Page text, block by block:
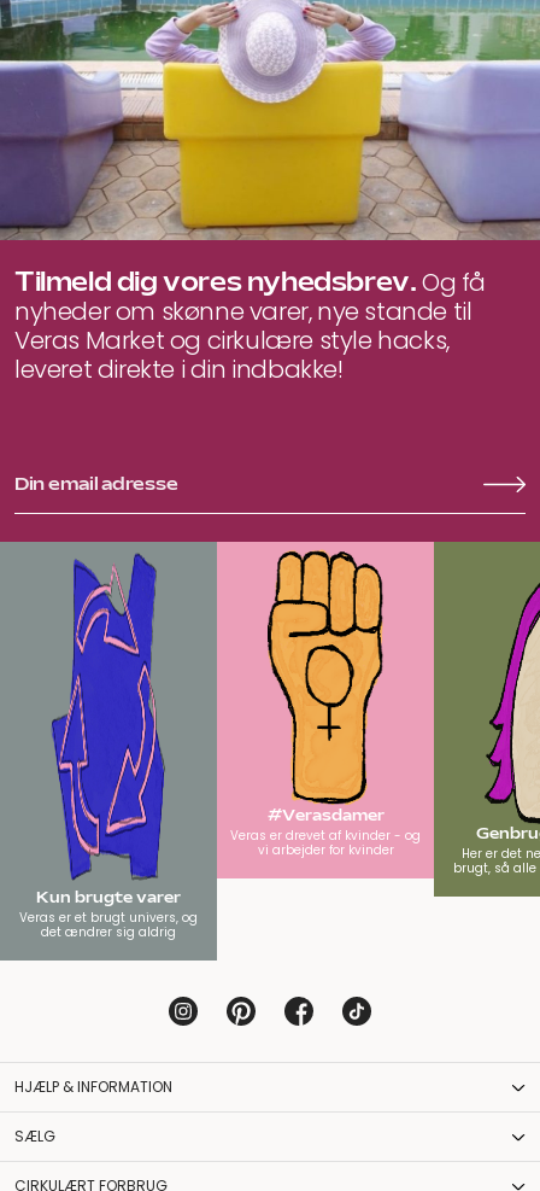
Tilmeld dig vores nyhedsbrev.Og få
nyheder om skønne varer, nye stande til
Veras Market og cirkulære style hacks,
leveret direkte i din indbakke!
Kun brugte varer
Veras er et brugt univers, og
det ændrer sig aldrig
#Verasdamer
Veras er drevet af kvinder - og
vi arbejder for kvinder
Her er det
brugt, så
HJÆLP & INFORMATION
SÆLG
CIRKULÆRT FORBRUG